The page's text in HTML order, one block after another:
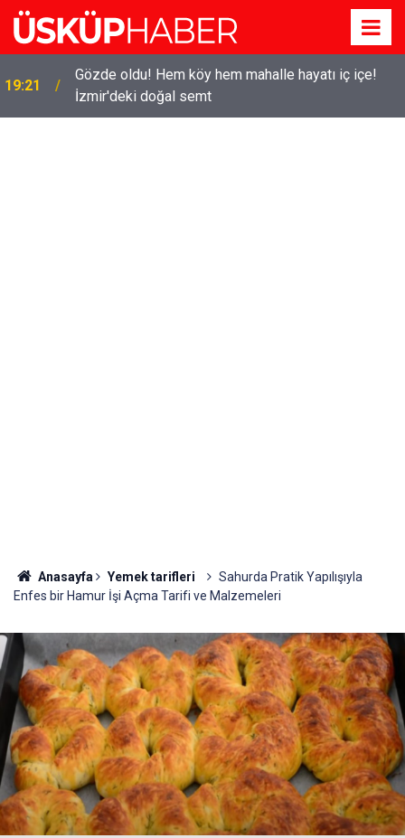
19:21
Gözde oldu! Hem köy hem mahalle hayatı iç içe!
İzmir'deki doğal semt
Anasayfa Yemek tarifleri
Sahurda Pratik Yapılışıyla
Enfes bir Hamur İşi Açma Tarifi ve Malzemeleri